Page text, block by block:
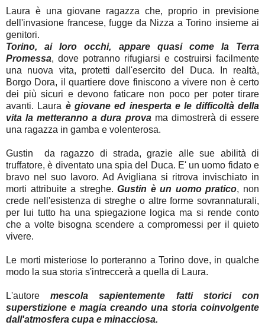
Laura è una giovane ragazza che, proprio in previsione
dell'invasione francese, fugge da Nizza a Torino insieme ai
genitori.
Torino, ai loro occhi, appare quasi come la Terra
Promessa, dove potranno rifugiarsi e costruirsi facilmente
una nuova vita, protetti dall'esercito del Duca. In realtà,
Borgo Dora, il quartiere dove finiscono a vivere non è certo
dei più sicuri e devono faticare non poco per poter tirare
avanti. Laura è giovane ed inesperta e le difficoltà della
vita la metteranno a dura prova ma dimostrerà di essere
una ragazza in gamba e volenterosa.
Gustin da ragazzo di strada, grazie alle sue abilità di
truffatore, è diventato una spia del Duca. E' un uomo fidato e
bravo nel suo lavoro. Ad Avigliana si ritrova invischiato in
morti attribuite a streghe.Gustin è un uomo pratico, non
crede nell'esistenza di streghe o altre forme sovrannaturali,
per lui tutto ha una spiegazione logica ma si rende conto
che a volte bisogna scendere a compromessi per il quieto
vivere.
Le morti misteriose lo porteranno a Torino dove, in qualche
modo la sua storia s'intreccerà a quella di Laura.
L'autoremescola sapientemente fatti storici con
superstizione e magia creando una storia coinvolgente
dall'atmosfera cupa e minacciosa.